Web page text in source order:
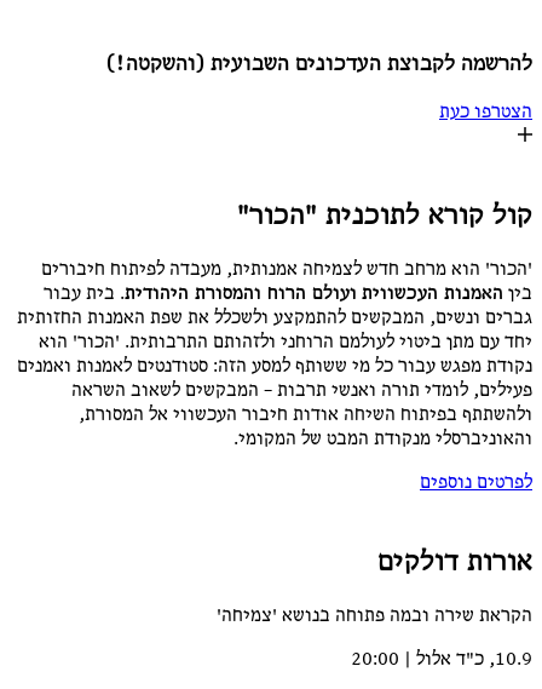
להרשמה לקבוצת העדכונים השבועית (והשקטה!)
הצטרפו כעת
קול קורא לתוכנית "הכור"
'הכור' הוא מרחב חדש לצמיחה אמנותית, מעבדה לפיתוח חיבורים
בין האמנות העכשווית ועולם הרוח והמסורת היהודית. בית עבור
גברים ונשים, המבקשים להתמקצע ולשכלל את שפת האמנות החזותית
יחד עם מתן ביטוי לעולמם הרוחני ולזהותם התרבותית. 'הכור' הוא
נקודת מפגש עבור כל מי ששותף למסע הזה: סטודנטים לאמנות ואמנים
פעילים, לומדי תורה ואנשי תרבות – המבקשים לשאוב השראה
ולהשתתף בפיתוח השיחה אודות חיבור העכשווי אל המסורת,
והאוניברסלי מנקודת המבט של המקומי.
לפרטים נוספים
אורות דולקים
הקראת שירה ובמה פתוחה בנושא 'צמיחה'
10.9, כ"ד אלול | 20:00